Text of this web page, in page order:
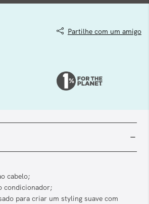
Partilhe com um amigo
cabelo;
condicionador;
para criar um styling suave com